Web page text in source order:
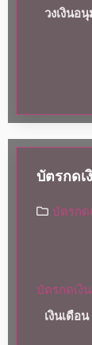
วงเงินอ
บัตรกดเ
บัตรกด
บัตรกดเงิ
เงินเดือน